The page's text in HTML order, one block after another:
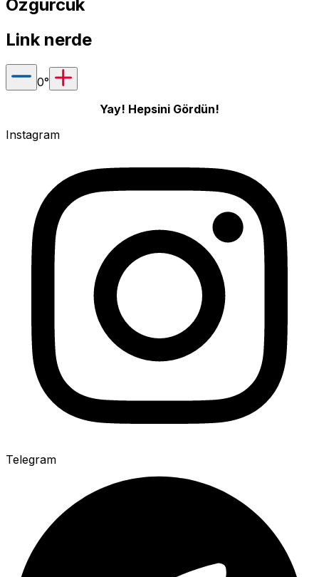
Özgürcük
Link nerde
0°
Yay! Hepsini Gördün!
Instagram
Telegram